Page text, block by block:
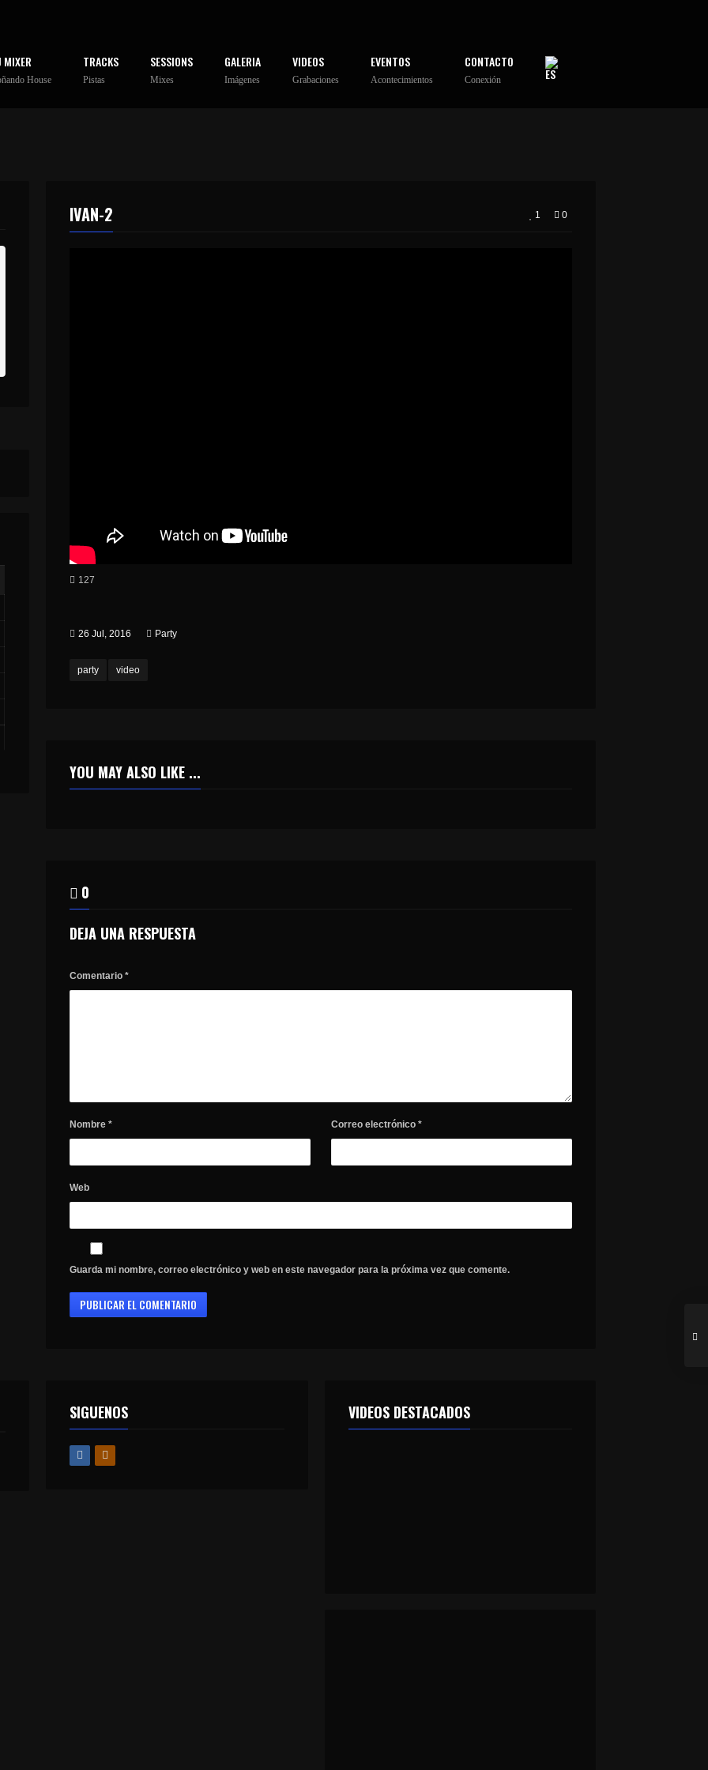
MIXER
House
TRACKS
Pistas
SESSIONS
Mixes
GALERIA
Imágenes
VIDEOS
Grabaciones
EVENTOS
Acontecimientos
CONTACTO
Conexión
1 0
IVAN-2
127
26 Jul, 2016 Party
party video
YOU MAY ALSO LIKE ...
0
DEJA UNA RESPUESTA
Comentario *
Nombre * Correo electrónico *
Web
Guarda mi nombre, correo electrónico y web en este navegador para la próxima vez que comente.
SIGUENOS VIDEOS DESTACADOS